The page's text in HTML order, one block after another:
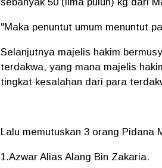
sebanyak 50 (lima puluh) kg dari
"Maka penuntut umum menuntut
Selanjutnya majelis hakim
terdakwa, yang mana majelis
tingkat kesalahan dari para
Lalu memutuskan 3 orang Pidana
1.Azwar Alias Alang Bin Zakaria.